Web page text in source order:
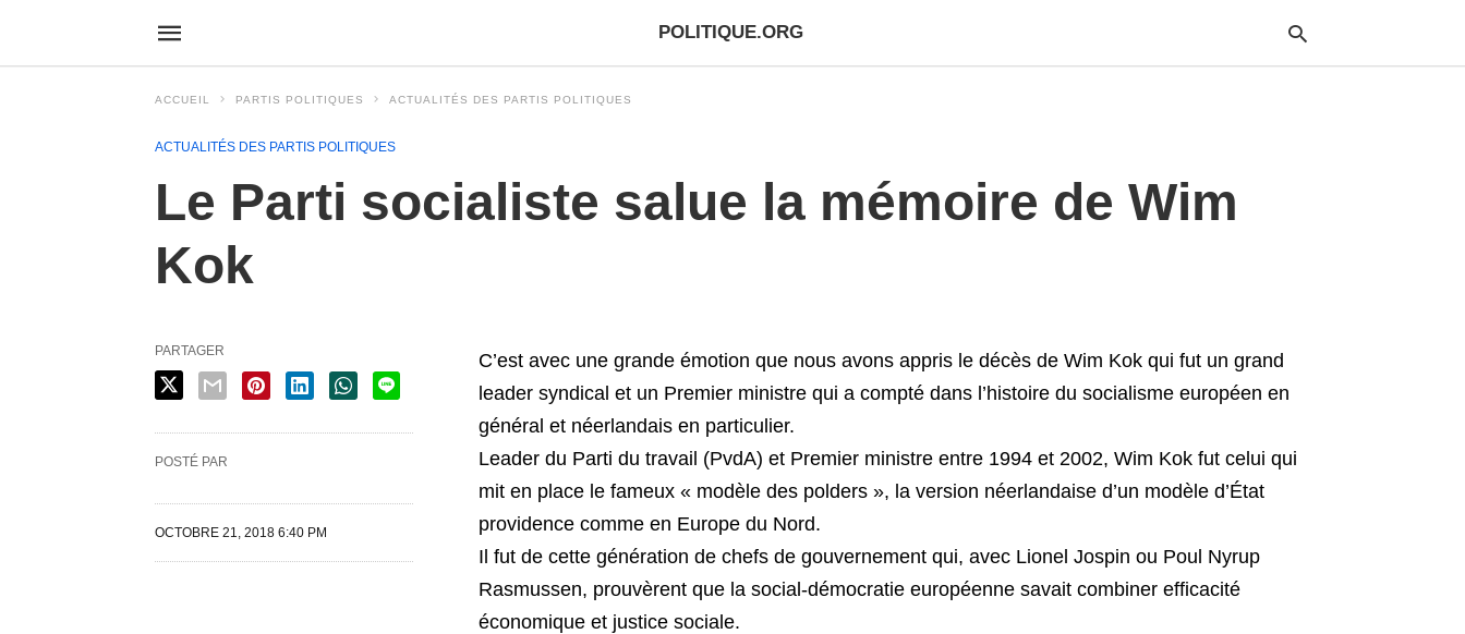
POLITIQUE.ORG
ACCUEIL PARTIS POLITIQUES ACTUALITÉS DES PARTIS POLITIQUES
ACTUALITÉS DES PARTIS POLITIQUES
Le Parti socialiste salue la mémoire de Wim
Kok
C’est avec une grande émotion que nous avons appris le décès de Wim Kok qui fut un grand
leader syndical et un Premier ministre qui a compté dans l’histoire du socialisme européen en
général et néerlandais en particulier.
Leader du Parti du travail (PvdA) et Premier ministre entre 1994 et 2002, Wim Kok fut celui qui
mit en place le fameux « modèle des polders », la version néerlandaise d’un modèle d’État
providence comme en Europe du Nord.
Il fut de cette génération de chefs de gouvernement qui, avec Lionel Jospin ou Poul Nyrup
Rasmussen, prouvèrent que la social-démocratie européenne savait combiner efficacité
économique et justice sociale.
PARTAGER
POSTÉ PAR
OCTOBRE 21, 2018 6:40 PM